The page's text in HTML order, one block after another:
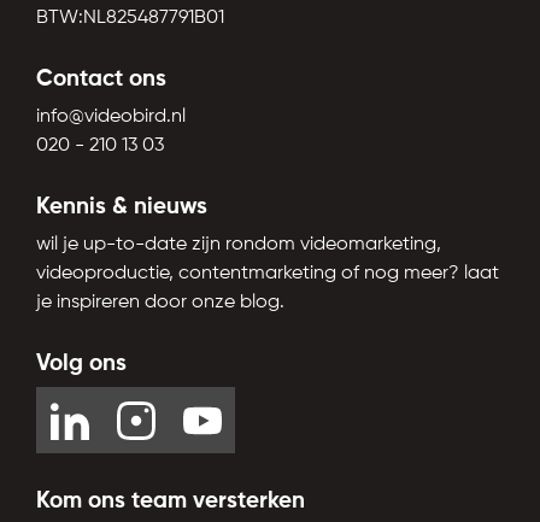
BTW:NL825487791B01
Contact ons
info@videobird.nl
020 - 210 13 03
Kennis & nieuws
wil je up-to-date zijn rondom videomarketing,
videoproductie, contentmarketing of nog meer? laat
je inspireren door onze blog.
Volg ons
Kom ons team versterken